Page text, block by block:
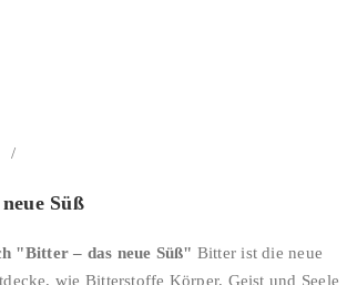
/
Süß
"Bitter – das neue Süß" Bitter ist die neue
wie Bitterstoffe Körper, Geist und Seele